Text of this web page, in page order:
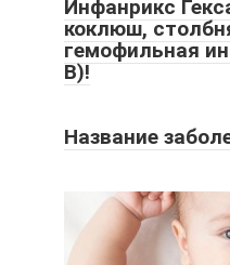
Инфанрикс
коклюш,
гемофильная
B)!
Название